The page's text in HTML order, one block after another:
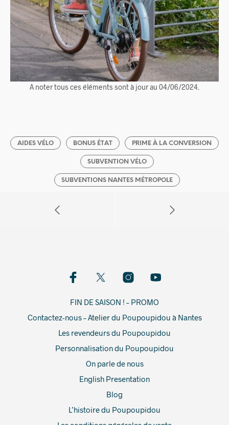
A noter tous ces éléments sont à jour au 04/06/2024.
AIDES VÉLO BONUS ÉTAT PRIME À LA CONVERSION
SUBVENTION VÉLO
SUBVENTIONS NANTES MÉTROPOLE
FIN DE SAISON ! – PROMO
Contactez-nous – Atelier du Poupoupidou à Nantes
Les revendeurs du Poupoupidou
Personnalisation du Poupoupidou
On parle de nous
English Presentation
Blog
L’histoire du Poupoupidou